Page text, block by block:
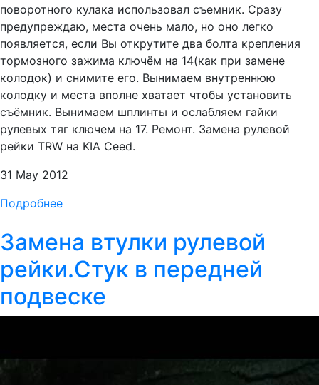
поворотного кулака использовал съемник. Сразу
предупреждаю, места очень мало, но оно легко
появляется, если Вы открутите два болта крепления
тормозного зажима ключём на 14(как при замене
колодок) и снимите его. Вынимаем внутреннюю
колодку и места вполне хватает чтобы установить
съёмник. Вынимаем шплинты и ослабляем гайки
рулевых тяг ключем на 17. Ремонт. Замена рулевой
рейки TRW на KIA Ceed.
31 May 2012
Подробнее
Замена втулки рулевой
рейки.Стук в передней
подвеске